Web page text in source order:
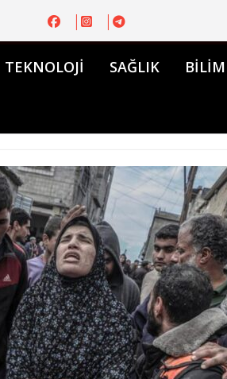
TEKNOLOJİ SAĞLIK BİLİM